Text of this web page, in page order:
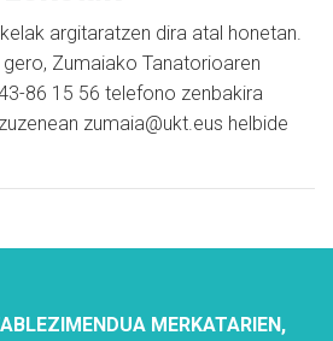
argitaratzen dira atal honetan.
gero, Zumaiako Tanatorioaren
86 15 56 telefono zenbakira
zumaia@ukt.eus helbide
MERKATARIEN,